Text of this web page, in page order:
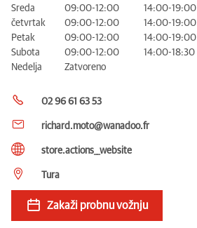
Sreda
09:00-12:00
14:00-19:00
četvrtak
09:00-12:00
14:00-19:00
Petak
09:00-12:00
14:00-19:00
Subota
09:00-12:00
14:00-18:30
Nedelja
Zatvoreno
02 96 61 63 53
richard.moto@wanadoo.fr
store.actions__website
Tura
Zakaži probnu vožnju